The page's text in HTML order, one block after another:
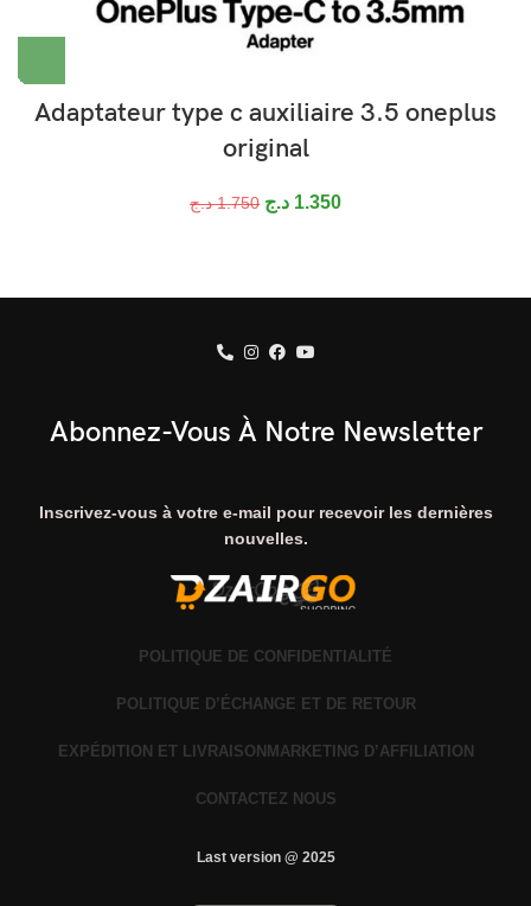
Adaptateur type c auxiliaire 3.5 oneplus
original
1.750 د.ج 1.350 د.ج
Abonnez-Vous À Notre Newsletter
Inscrivez-vous à votre e-mail pour recevoir les dernières
nouvelles.
POLITIQUE DE CONFIDENTIALITÉ
POLITIQUE D’ÉCHANGE ET DE RETOUR
EXPÉDITION ET LIVRAISON MARKETING D’AFFILIATION
CONTACTEZ NOUS
Last version @ 2025